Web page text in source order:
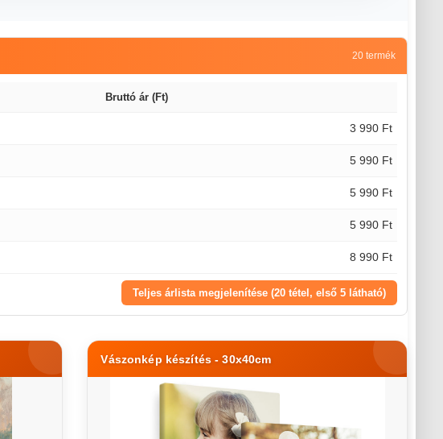
20 termék
Bruttó ár (Ft)
3 990 Ft
5 990 Ft
5 990 Ft
5 990 Ft
8 990 Ft
Teljes árlista megjelenítése (20 tétel, első 5 látható)
Vászonkép készítés - 30x40cm